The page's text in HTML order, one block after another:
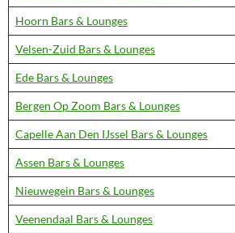
Hoorn Bars & Lounges
Velsen-Zuid Bars & Lounges
Ede Bars & Lounges
Bergen Op Zoom Bars & Lounges
Capelle Aan Den IJssel Bars & Lounges
Assen Bars & Lounges
Nieuwegein Bars & Lounges
Veenendaal Bars & Lounges